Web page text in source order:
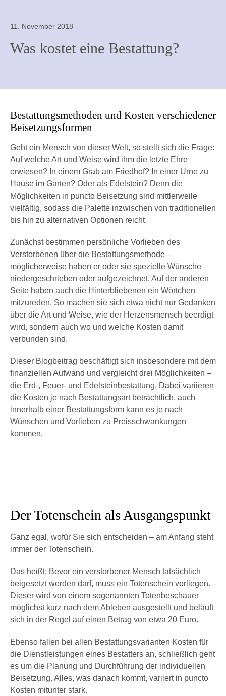
11. November 2018
Was kostet eine Bestattung?
Bestattungsmethoden und Kosten verschiedener
Beisetzungsformen
Geht ein Mensch von dieser Welt, so stellt sich die Frage:
Auf welche Art und Weise wird ihm die letzte Ehre
erwiesen? In einem Grab am Friedhof? In einer Urne zu
Hause im Garten? Oder als Edelstein? Denn die
Möglichkeiten in puncto Beisetzung sind mittlerweile
vielfältig, sodass die Palette inzwischen von traditionellen
bis hin zu alternativen Optionen reicht.
Zunächst bestimmen persönliche Vorlieben des
Verstorbenen über die Bestattungsmethode –
möglicherweise haben er oder sie spezielle Wünsche
niedergeschrieben oder aufgezeichnet. Auf der anderen
Seite haben auch die Hinterbliebenen ein Wörtchen
mitzureden. So machen sie sich etwa nicht nur Gedanken
über die Art und Weise, wie der Herzensmensch beerdigt
wird, sondern auch wo und welche Kosten damit
verbunden sind.
Dieser Blogbeitrag beschäftigt sich insbesondere mit dem
finanziellen Aufwand und vergleicht drei Möglichkeiten –
die Erd-, Feuer- und Edelsteinbestattung. Dabei variieren
die Kosten je nach Bestattungsart beträchtlich, auch
innerhalb einer Bestattungsform kann es je nach
Wünschen und Vorlieben zu Preisschwankungen
kommen.
Der Totenschein als Ausgangspunkt
Ganz egal, wofür Sie sich entscheiden – am Anfang steht
immer der Totenschein.
Das heißt: Bevor ein verstorbener Mensch tatsächlich
beigesetzt werden darf, muss ein Totenschein vorliegen.
Dieser wird von einem sogenannten Totenbeschauer
möglichst kurz nach dem Ableben ausgestellt und beläuft
sich in der Regel auf einen Betrag von etwa 20 Euro.
Ebenso fallen bei allen Bestattungsvarianten Kosten für
die Dienstleistungen eines Bestatters an, schließlich geht
es um die Planung und Durchführung der individuellen
Beisetzung. Alles, was danach kommt, variiert in puncto
Kosten mitunter stark.